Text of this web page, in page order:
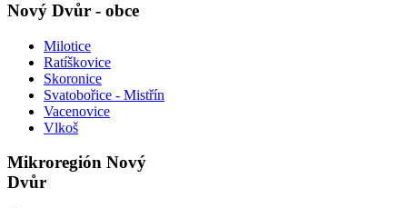
Nový Dvůr - obce
Milotice
Ratíškovice
Skoronice
Svatobořice - Mistřín
Vacenovice
Vlkoš
Mikroregión Nový
Dvůr